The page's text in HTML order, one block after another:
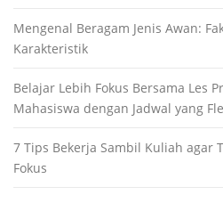
Mengenal Beragam Jenis Awan:
Karakteristik
Belajar Lebih Fokus Bersama Les
Mahasiswa dengan Jadwal yang
7 Tips Bekerja Sambil Kuliah agar
Fokus